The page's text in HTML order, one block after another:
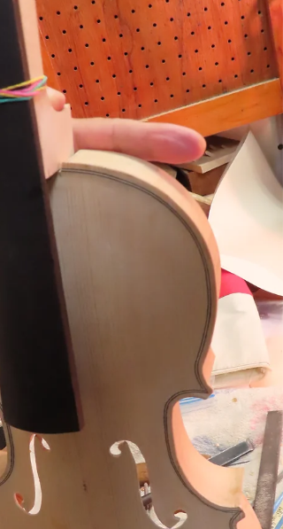
岡部さんのお菓子を期待するようになって
た。それほどうまいケーキをオリジナルで
るしかも半端なく”うまい”。さらにヴァイ
リン、チェロ、ヴィオラの作家であり，奏
である。さらに東大出である。鬼に金棒と
氏の事か！！氏のオリジナル茶菓を披露す
る・・・。食べてみたい方は岡部工房へ！